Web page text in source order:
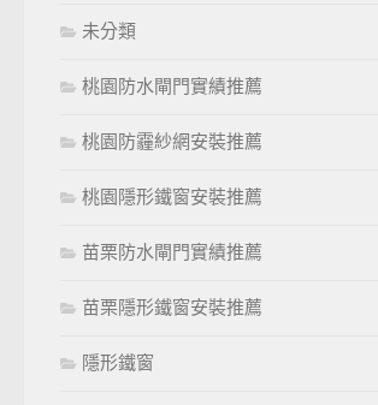
未分類
桃園防水閘門實績推薦
桃園防霾紗網安裝推薦
桃園隱形鐵窗安裝推薦
苗栗防水閘門實績推薦
苗栗隱形鐵窗安裝推薦
隱形鐵窗